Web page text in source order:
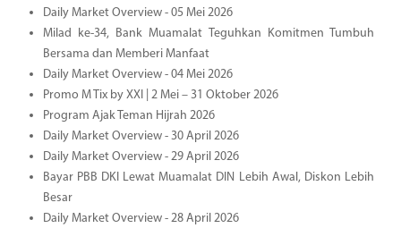
Daily Market Overview - 05 Mei 2026
Milad ke-34, Bank Muamalat Teguhkan Komitmen Tumbuh
Bersama dan Memberi Manfaat
Daily Market Overview - 04 Mei 2026
Promo M Tix by XXI | 2 Mei – 31 Oktober 2026
Program Ajak Teman Hijrah 2026
Daily Market Overview - 30 April 2026
Daily Market Overview - 29 April 2026
Bayar PBB DKI Lewat Muamalat DIN Lebih Awal, Diskon Lebih
Besar
Daily Market Overview - 28 April 2026